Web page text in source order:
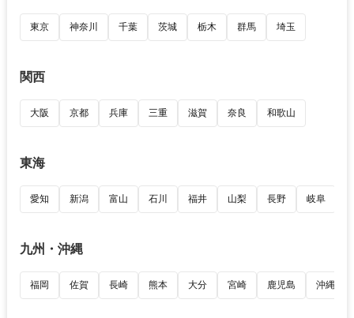
東京 神奈川 千葉 茨城 栃木 群馬 埼玉
関西
大阪 京都 兵庫 三重 滋賀 奈良 和歌山
東海
愛知 新潟 富山 石川 福井 山梨 長野 岐阜
九州・沖縄
福岡 佐賀 長崎 熊本 大分 宮崎 鹿児島 沖縄